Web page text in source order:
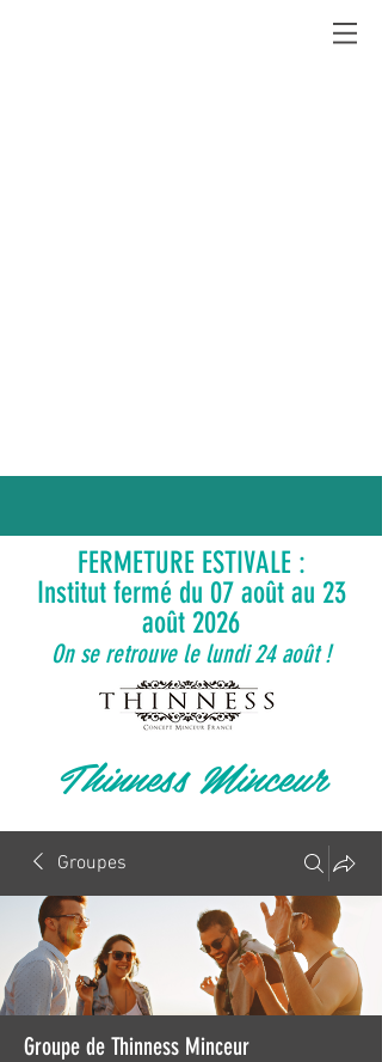
FERMETURE ESTIVALE :
Institut fermé du 07 août au 23
août 2026
On se retrouve le lundi 24 août !
Thinness Minceur
Groupes
Groupe de Thinness Minceur